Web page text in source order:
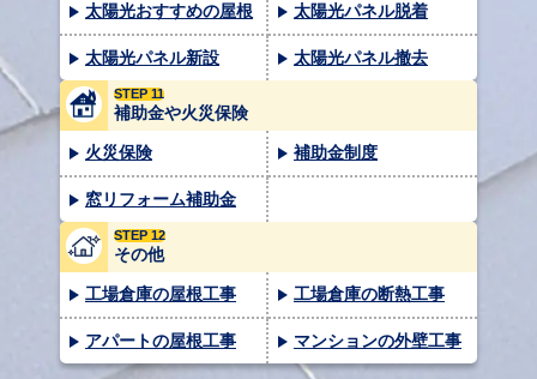
太陽光おすすめの屋根 太陽光パネル脱着
太陽光パネル新設 太陽光パネル撤去
STEP 11
補助金や火災保険
火災保険 補助金制度
窓リフォーム補助金
STEP 12
その他
工場倉庫の屋根工事 工場倉庫の断熱工事
アパートの屋根工事 マンションの外壁工事